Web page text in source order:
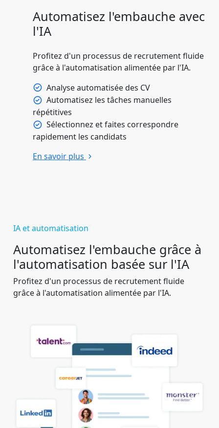
Automatisez l'embauche avec
l'IA
Profitez d'un processus de recrutement fluide
grâce à l'automatisation alimentée par l'IA.
Analyse automatisée des CV
Automatisez les tâches manuelles
répétitives
Sélectionnez et faites correspondre
rapidement les candidats
En savoir plus
IA et automatisation
Automatisez l'embauche grâce à
l'automatisation basée sur l'IA
Profitez d'un processus de recrutement fluide
grâce à l'automatisation alimentée par l'IA.